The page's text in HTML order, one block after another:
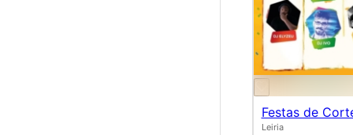
Festas de
Leiria